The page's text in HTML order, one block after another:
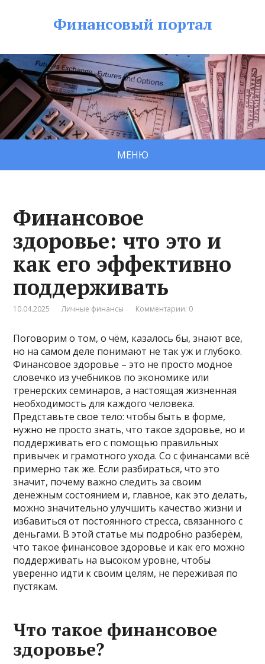
Финансовый портал
МЕНЮ
Финансовое
здоровье: что это и
как его эффективно
поддерживать
10.04.2025 Личные финансы Комментарии: 0
Поговорим о том, о чём, казалось бы, знают все,
но на самом деле понимают не так уж и глубоко.
Финансовое здоровье – это не просто модное
словечко из учебников по экономике или
тренерских семинаров, а настоящая жизненная
необходимость для каждого человека.
Представьте свое тело: чтобы быть в форме,
нужно не просто знать, что такое здоровье, но и
поддерживать его с помощью правильных
привычек и грамотного ухода. Со с финансами всё
примерно так же. Если разбираться, что это
значит, почему важно следить за своим
денежным состоянием и, главное, как это делать,
можно значительно улучшить качество жизни и
избавиться от постоянного стресса, связанного с
деньгами. В этой статье мы подробно разберём,
что такое финансовое здоровье и как его можно
поддерживать на высоком уровне, чтобы
уверенно идти к своим целям, не переживая по
пустякам.
Что такое финансовое
здоровье?